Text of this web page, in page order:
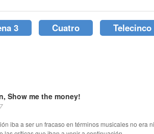
3 Cuatro Telecinco
Show me the money!
iba a ser un fracaso en términos musicales no era